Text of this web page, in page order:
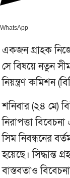
WhatsApp
একজন গ্রাহক
সে বিষয়ে নতুন
নিয়ন্ত্রণ কমিশন
শনিবার (২৪ মে)
নিরাপত্তা
সিম নিবন্ধনের
হয়েছে। সিদ্ধান্ত
বাস্তবতাও